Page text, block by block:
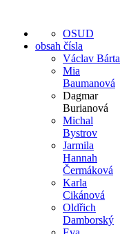
OSUD
obsah čísla
Václav Bárta
Mia
Baumanová
Dagmar
Burianová
Michal
Bystrov
Jarmila
Hannah
Čermáková
Karla
Cikánová
Oldřich
Damborský